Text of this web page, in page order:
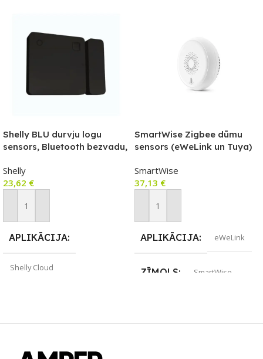
Shelly BLU durvju logu
sensors, Bluetooth bezvadu,
Shelly
23,62 €
Pievienot Grozam
APLIKĀCIJA
Shelly Cloud
SmartWise Zigbee dūmu
sensors (eWeLink un Tuya)
SmartWise
37,13 €
Pievienot Grozam
APLIKĀCIJA eWeLink
ZĪMOLS SmartWise